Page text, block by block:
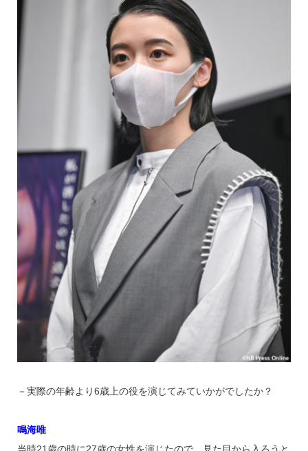
－実際の年齢より6歳上の役を演じてみていかがでしたか？
鳴海唯